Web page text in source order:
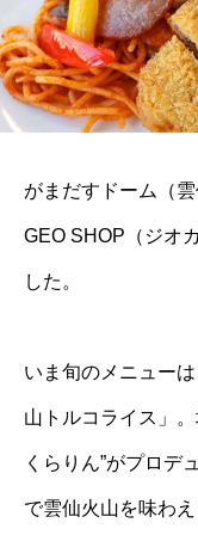
がまだすドーム（
GEO SHOP（ジオ
した。
いま旬のメニュー
山トルコライス」
くらりん”がプロデ
で雲仙火山を味わ